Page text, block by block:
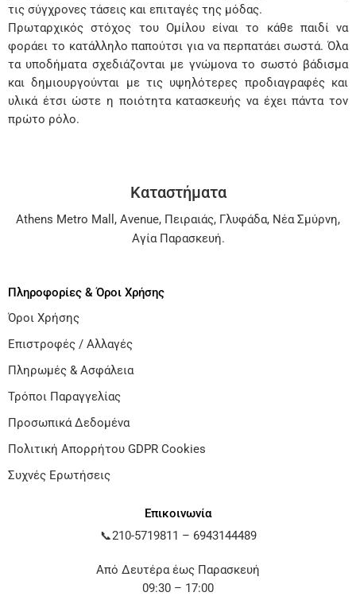
τις σύγχρονες τάσεις και επιταγές της μόδας.
Πρωταρχικός στόχος του Ομίλου είναι το κάθε παιδί να
φοράει το κατάλληλο παπούτσι για να περπατάει σωστά. Όλα
τα υποδήματα σχεδιάζονται με γνώμονα το σωστό βάδισμα
και δημιουργούνται με τις υψηλότερες προδιαγραφές και
υλικά έτσι ώστε η ποιότητα κατασκευής να έχει πάντα τον
πρώτο ρόλο.
Καταστήματα
Athens Metro Mall , Avenue, Πειραιάς, Γλυφάδα, Νέα Σμύρνη,
Αγία Παρασκευή.
Πληροφορίες & Όροι Χρήσης
Όροι Χρήσης
Επιστροφές / Αλλαγές
Πληρωμές & Ασφάλεια
Τρόποι Παραγγελίας
Προσωπικά Δεδομένα
Πολιτική Απορρήτου GDPR Cookies
Συχνές Ερωτήσεις
Επικοινωνία
📞210-5719811 – 6943144489
Από Δευτέρα έως Παρασκευή
09:30 – 17:00